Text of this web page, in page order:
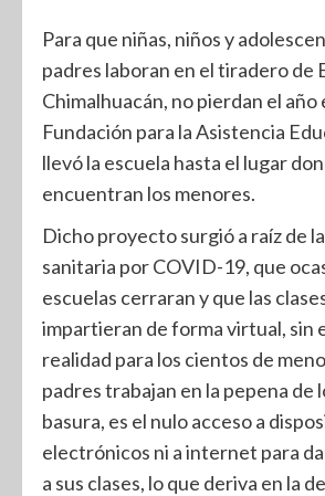
Para que niñas, niños y
padres laboran en el tiradero de
Chimalhuacán, no pierdan el año
Fundación para la Asistencia
llevó la escuela hasta el lugar
encuentran los menores.
Dicho proyecto surgió a raíz de
sanitaria por COVID-19, que
escuelas cerraran y que las
impartieran de forma virtual, sin
realidad para los cientos de
padres trabajan en la pepena de
basura, es el nulo acceso a
electrónicos ni a internet para
a sus clases, lo que deriva en la